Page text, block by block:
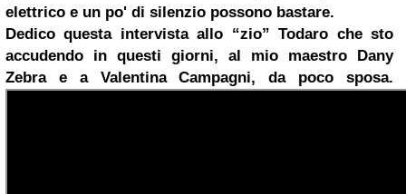
elettrico e un po' di silenzio possono bastare.
Dedico questa intervista allo “zio” Todaro che sto
accudendo in questi giorni, al mio maestro Dany
Zebra e a Valentina Campagni, da poco sposa.